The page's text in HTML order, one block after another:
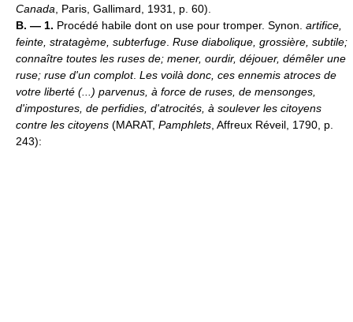
Canada, Paris, Gallimard, 1931, p. 60).
B. — 1. Procédé habile dont on use pour tromper. Synon. artifice,
feinte, stratagème, subterfuge. Ruse diabolique, grossière, subtile;
connaître toutes les ruses de; mener, ourdir, déjouer, démêler une
ruse; ruse d'un complot. Les voilà donc, ces ennemis atroces de
votre liberté (...) parvenus, à force de ruses, de mensonges,
d'impostures, de perfidies, d'atrocités, à soulever les citoyens
contre les citoyens (MARAT, Pamphlets, Affreux Réveil, 1790, p.
243):